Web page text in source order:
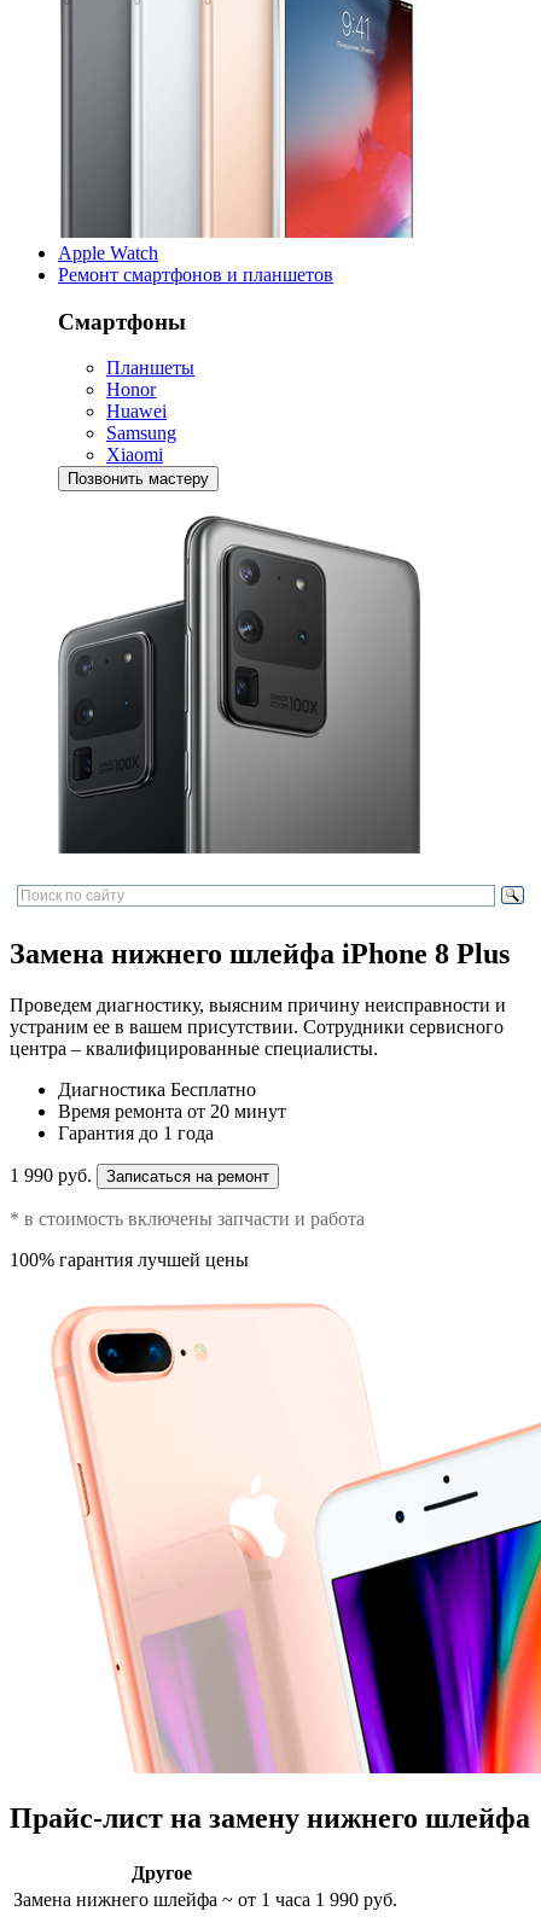
Apple Watch
Ремонт смартфонов и планшетов
Смартфоны
Планшеты
Honor
Huawei
Samsung
Xiaomi
Позвонить мастеру
Замена нижнего шлейфа iPhone 8 Plus
Проведем диагностику, выясним причину неисправности и
устраним ее в вашем присутствии. Сотрудники сервисного
центра – квалифицированные специалисты.
Диагностика Бесплатно
Время ремонта от 20 минут
Гарантия до 1 года
1 990 руб. Записаться на ремонт
* в стоимость включены запчасти и работа
100% гарантия лучшей цены
Прайс-лист на замену нижнего шлейфа
Другое
Замена нижнего шлейфа ~ от 1 часа 1 990 руб.